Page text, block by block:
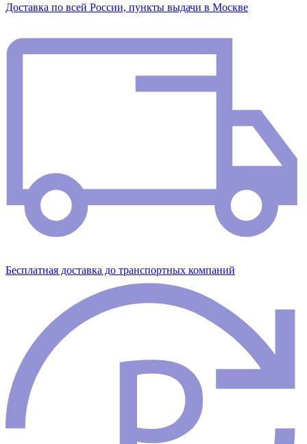
Доставка по всей России, пункты выдачи в Москве
Бесплатная доставка до транспортных компаний